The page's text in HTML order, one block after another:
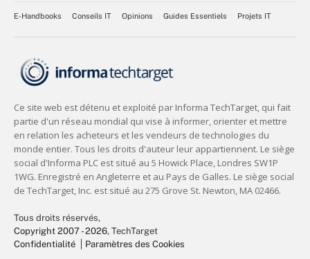
E-Handbooks Conseils IT Opinions Guides Essentiels Projets IT
Tous droits réservés,
Copyright 2007 - 2026, TechTarget
Confidentialité
Paramètres des Cookies